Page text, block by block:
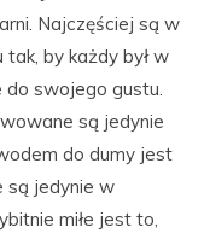
Najczęściej są w
by każdy był w
swojego gustu.
są jedynie
do dumy jest
są jedynie w
miłe jest to,